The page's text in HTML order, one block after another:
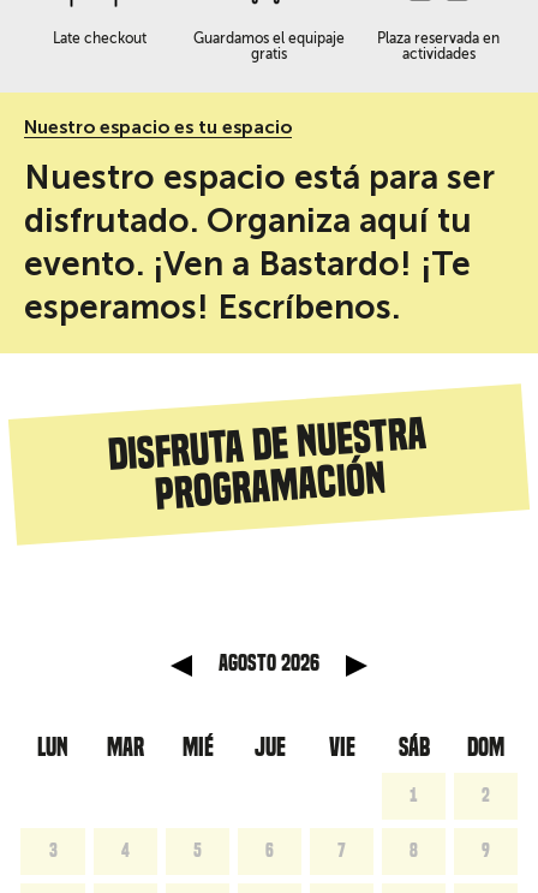
Late checkout
Guardamos el equipaje
gratis
Plaza reservada en
actividades
Nuestro espacio es tu espacio
Nuestro espacio está para ser
disfrutado. Organiza aquí tu
evento. ¡Ven a Bastardo! ¡Te
esperamos! Escríbenos.
Disfruta de nuestra
programación
agosto 2026
LUN MAR MIÉ JUE VIE SÁB DOM
1 2
3 4 5 6 7 8 9